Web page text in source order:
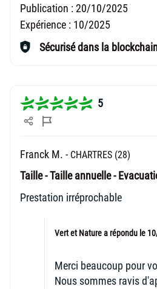
Publication : 20/10/2025
Expérience : 10/2025
Sécurisé dans la
5
Franck M. - CHARTRES (28)
Taille - Taille annuelle -
Prestation irréprochable
Vert et Nature a répondu le
Merci beaucoup pour
Nous sommes ravis